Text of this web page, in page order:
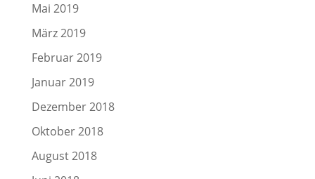
Mai 2019
März 2019
Februar 2019
Januar 2019
Dezember 2018
Oktober 2018
August 2018